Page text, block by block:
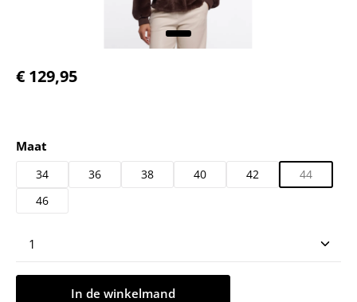
Normale prijs:
€ 129,95
Selecteer
Maat
34 36 38 40 42
44
46
Producthoeveelheid: Voer de gewenste
In de winkelmand